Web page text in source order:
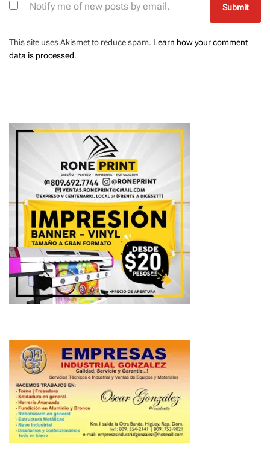
Notify me of new posts by email.
This site uses Akismet to reduce spam. Learn how your comment
data is processed.